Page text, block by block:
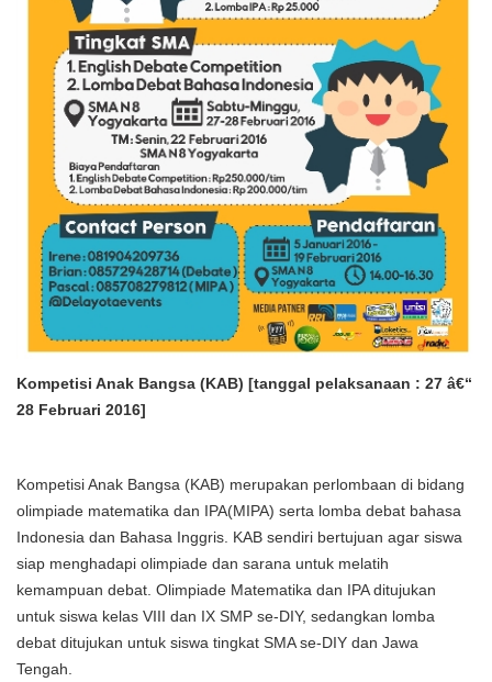
Kompetisi Anak Bangsa (KAB) [tanggal pelaksanaan : 27 â€“
28 Februari 2016]
Kompetisi Anak Bangsa (KAB) merupakan perlombaan di bidang
olimpiade matematika dan IPA(MIPA) serta lomba debat bahasa
Indonesia dan Bahasa Inggris. KAB sendiri bertujuan agar siswa
siap menghadapi olimpiade dan sarana untuk melatih
kemampuan debat. Olimpiade Matematika dan IPA ditujukan
untuk siswa kelas VIII dan IX SMP se-DIY, sedangkan lomba
debat ditujukan untuk siswa tingkat SMA se-DIY dan Jawa
Tengah.